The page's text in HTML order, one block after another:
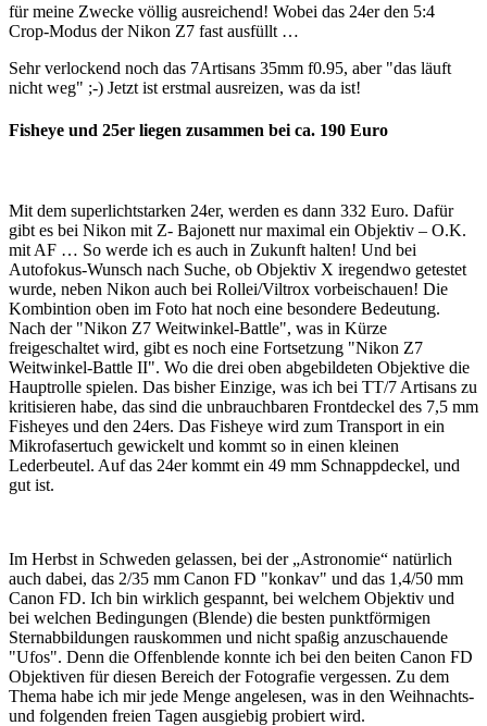
für meine Zwecke völlig ausreichend! Wobei das 24er den 5:4
Crop-Modus der Nikon Z7 fast ausfüllt …
Sehr verlockend noch das 7Artisans 35mm f0.95, aber "das läuft
nicht weg" ;-) Jetzt ist erstmal ausreizen, was da ist!
Fisheye und 25er liegen zusammen bei ca. 190 Euro
Mit dem superlichtstarken 24er, werden es dann 332 Euro. Dafür
gibt es bei Nikon mit Z- Bajonett nur maximal ein Objektiv – O.K.
mit AF … So werde ich es auch in Zukunft halten! Und bei
Autofokus-Wunsch nach Suche, ob Objektiv X iregendwo getestet
wurde, neben Nikon auch bei Rollei/Viltrox vorbeischauen! Die
Kombintion oben im Foto hat noch eine besondere Bedeutung.
Nach der "Nikon Z7 Weitwinkel-Battle", was in Kürze
freigeschaltet wird, gibt es noch eine Fortsetzung "Nikon Z7
Weitwinkel-Battle II". Wo die drei oben abgebildeten Objektive die
Hauptrolle spielen. Das bisher Einzige, was ich bei TT/7 Artisans zu
kritisieren habe, das sind die unbrauchbaren Frontdeckel des 7,5 mm
Fisheyes und den 24ers. Das Fisheye wird zum Transport in ein
Mikrofasertuch gewickelt und kommt so in einen kleinen
Lederbeutel. Auf das 24er kommt ein 49 mm Schnappdeckel, und
gut ist.
Im Herbst in Schweden gelassen, bei der „Astronomie“ natürlich
auch dabei, das 2/35 mm Canon FD "konkav" und das 1,4/50 mm
Canon FD. Ich bin wirklich gespannt, bei welchem Objektiv und
bei welchen Bedingungen (Blende) die besten punktförmigen
Sternabbildungen rauskommen und nicht spaßig anzuschauende
"Ufos". Denn die Offenblende konnte ich bei den beiten Canon FD
Objektiven für diesen Bereich der Fotografie vergessen. Zu dem
Thema habe ich mir jede Menge angelesen, was in den Weihnachts-
und folgenden freien Tagen ausgiebig probiert wird.